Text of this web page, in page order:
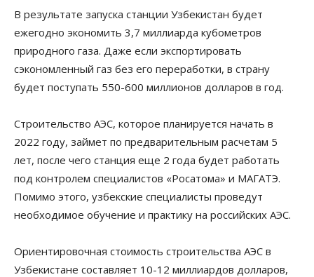
В результате запуска станции Узбекистан будет
ежегодно экономить 3,7 миллиарда кубометров
природного газа. Даже если экспортировать
сэкономленный газ без его переработки, в страну
будет поступать 550-600 миллионов долларов в год.
Строительство АЭС, которое планируется начать в
2022 году, займет по предварительным расчетам 5
лет, после чего станция еще 2 года будет работать
под контролем специалистов «Росатома» и МАГАТЭ.
Помимо этого, узбекские специалисты проведут
необходимое обучение и практику на российских АЭС.
Ориентировочная стоимость строительства АЭС в
Узбекистане составляет 10-12 миллиардов долларов,